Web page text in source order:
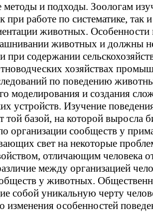
методы и подходы. Зоологам
при работе по систематике, так
животных. Особенности
животных и должны
при содержании сельскохозя
хозяйствах
по поведению
моделирования и создания
устройств. Изучение поведени
той базой, на которой выросла
организации сообществ у
свет на некоторые
отличающим человека
между организацией
у животных.
собой уникальную черту
изменения особенностей